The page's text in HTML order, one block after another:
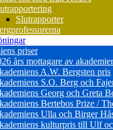
Slutrapporter
priser
års mottagare av
A.W. Bergsten pris
S.O. Berg och
Georg och Greta
Bertebos Prize /
Ulla och Birger
kulturpris till Ulf